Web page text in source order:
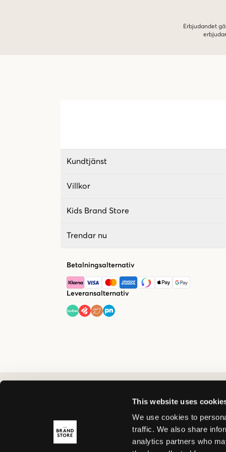
This website uses
We use cookies to
traffic. We also share
analytics partners who
Erbjudandet
Kundtjänst
Villkor
Kids Brand Store
Trendar nu
Betalningsalternativ
Leveransalternativ